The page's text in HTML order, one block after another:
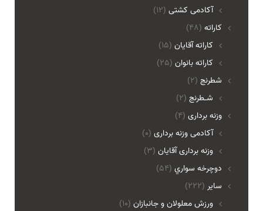
آکادمی کشتی (12)
(48) کاراته
کاراته آقایان (15)
کاراته بانوان (25)
(2) شطرنج
شـطرنج (2)
(4) وزنه برداری
آکادمی وزنه برداری (0)
وزنه برداری آقایان (3)
(54) دوچرخه سواري
(222) ساير
ورزش معلولان و جانبازان (10)